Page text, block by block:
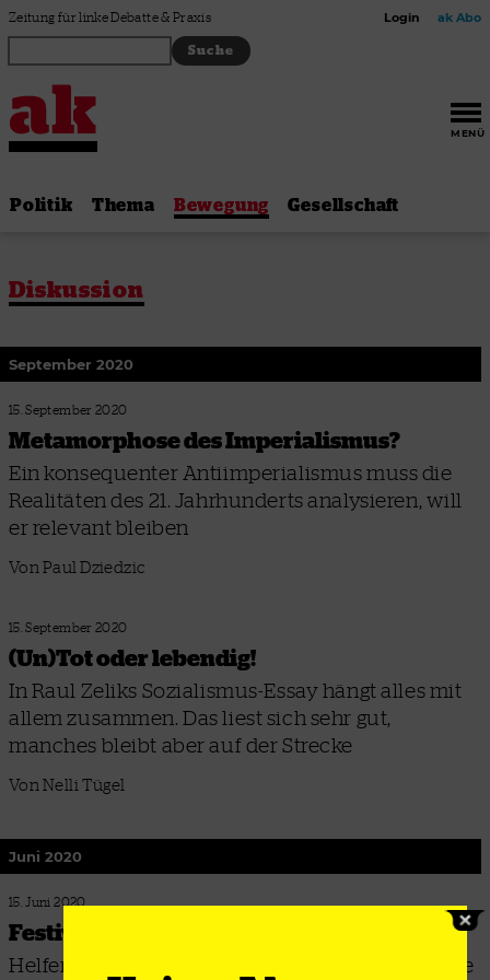
Zum Inhalt springen
Zeitung für linke Debatte & Praxis Login ak Abo
MENÜ
Politik Thema Bewegung Gesellschaft
Diskussion
September 2020
15. September 2020
Metamorphose des Imperialismus?
Ein konsequenter Antiimperialismus muss die
Realitäten des 21. Jahrhunderts analysieren, will
er relevant bleiben
Von Paul Dziedzic
15. September 2020
(Un)Tot oder lebendig!
In Raul Zeliks Sozialismus-Essay hängt alles mit
allem zusammen. Das liest sich sehr gut,
manches bleibt aber auf der Strecke
Von Nelli Tügel
Juni 2020
15. Juni 2020
Festival der Unterdrückten
Helfen Aufstandstheorien, die aktuellen Proteste